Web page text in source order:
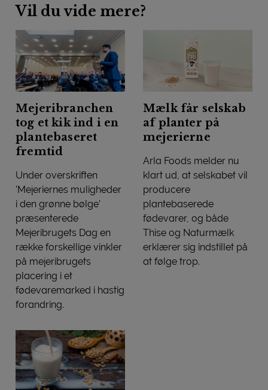
Vil du vide mere?
Mejeribranchen
tog et kik ind i en
plantebaseret
fremtid
Under overskriften
’Mejeriernes muligheder
i den grønne bølge’
præsenterede
Mejeribrugets Dag en
række forskellige vinkler
på mejeribrugets
placering i et
fødevaremarked i hastig
forandring.
Mælk får selskab
af planter på
mejerierne
Arla Foods melder nu
klart ud, at selskabet vil
producere
plantebaserede
fødevarer, og både
Thise og Naturmælk
erklærer sig indstillet på
at følge trop.